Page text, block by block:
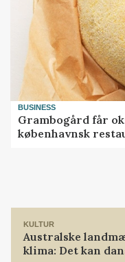
BUSINESS
Grambogård får
københavnsk
KULTUR
Australske
klima: Det kan